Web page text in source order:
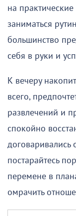
на
заниматься
большинство
себя в руки и
К вечеру
всего,
развлечений и
спокойно
договаривались
постарайтесь
перемене в
омрачить